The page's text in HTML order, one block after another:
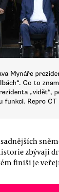
Mynáře
Co to
„vidět“,
funkci. Repro ČT
zbývají
finiši je